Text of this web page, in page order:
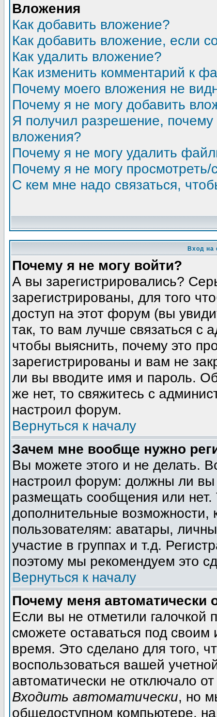
Вложения
Как добавить вложение?
Как добавить вложение, если
Как удалить вложение?
Как изменить комментарий к
Почему моего вложения не
Почему я не могу добавить
Я получил разрешение,
вложения?
Почему я не могу удалить
Почему я не могу просмотреть/
С кем мне надо связаться,
Вход на
Почему я не могу войти?
А вы зарегистрировались?
зарегистрированы, для того
доступ на этот форум (вы
так, то вам лучше связаться с
чтобы выяснить, почему это
зарегистрированы и вам не
ли вы вводите имя и пароль.
же нет, то свяжитесь с
настроил форум.
Вернуться к началу
Зачем мне вообще нужно
Вы можете этого и не делать.
настроил форум: должны ли вы
размещать сообщения или
дополнительные
пользователям: аватары,
участие в группах и т.д.
поэтому мы рекомендуем это
Вернуться к началу
Почему меня автоматически
Если вы не отметили галочкой
сможете оставаться под
время. Это сделано для того,
воспользоваться вашей
автоматически не отключало
Входить автоматически, но
общедоступном компьютере,